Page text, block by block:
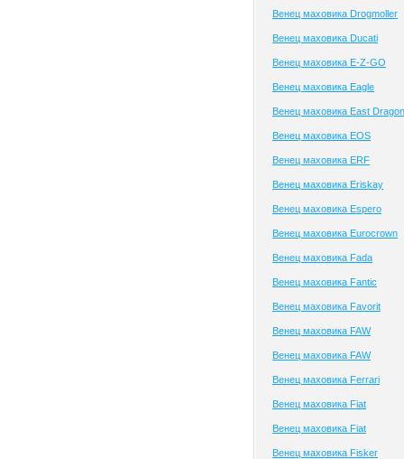
Венец маховика Drogmoller
Венец маховика Ducati
Венец маховика E-Z-GO
Венец маховика Eagle
Венец маховика East Dragon
Венец маховика EOS
Венец маховика ERF
Венец маховика Eriskay
Венец маховика Espero
Венец маховика Eurocrown
Венец маховика Fada
Венец маховика Fantic
Венец маховика Favorit
Венец маховика FAW
Венец маховика FAW
Венец маховика Ferrari
Венец маховика Fiat
Венец маховика Fiat
Венец маховика Fisker